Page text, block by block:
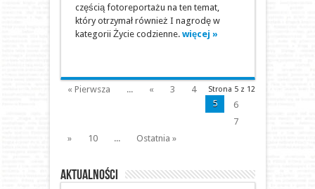
częścią fotoreportażu na ten temat,
który otrzymał również I nagrodę w
kategorii Życie codzienne. więcej »
Strona 5 z 12
« Pierwsza ... « 3
4
5
6
7
»
10 ... Ostatnia »
Aktualności